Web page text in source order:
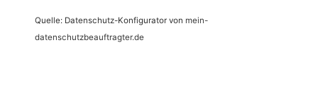
Quelle: Datenschutz-Konfigurator von mein-
datenschutzbeauftragter.de